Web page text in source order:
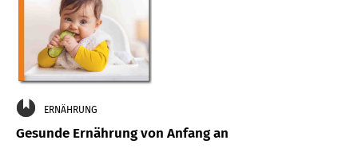
ERNÄHRUNG
Gesunde Ernährung von Anfang an